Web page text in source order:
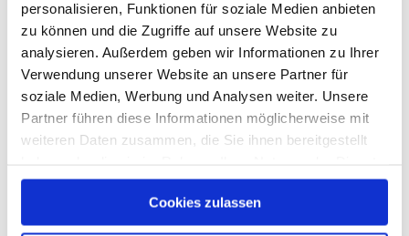
personalisieren, Funktionen für soziale Medien anbieten
zu können und die Zugriffe auf unsere Website zu
analysieren. Außerdem geben wir Informationen zu Ihrer
Verwendung unserer Website an unsere Partner für
soziale Medien, Werbung und Analysen weiter. Unsere
Partner führen diese Informationen möglicherweise mit
weiteren Daten zusammen, die Sie ihnen bereitgestellt
gesammelt haben.
Cookies zulassen